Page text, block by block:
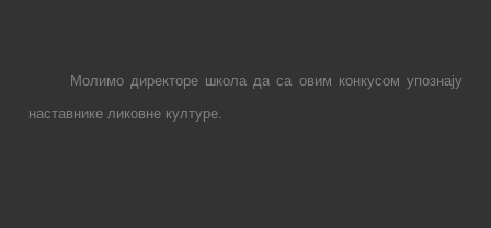
Молимо директоре школа да са овим конкусом упознају
наставнике ликовне културе.